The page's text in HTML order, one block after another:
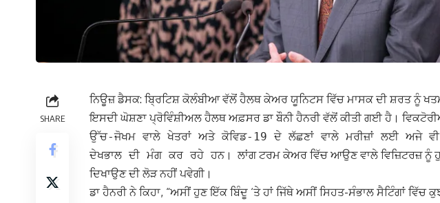
SHARE
ਨਿਊਜ਼ ਡੈਸਕ: ਬ੍ਰਿਟਿਸ਼ ਕੋਲੰਬੀਆ ਵੱਲੋਂ ਹੈਲਥ ਕੇਅਰ ਯੂਨਿਟਸ ਵਿੱਚ ਮਾਸਕ ਦੀ ਸ਼ਰਤ ਨੂੰ
ਇਸਦੀ ਘੋਸ਼ਣਾ ਪ੍ਰੋਵਿੰਸ਼ੀਅਲ ਹੈਲਥ ਅਫ਼ਸਰ ਡਾ ਬੌਨੀ ਹੈਨਰੀ ਵੱਲੋਂ ਕੀਤੀ ਗਈ ਹੈ।
ਉੱਚ-ਜੋਖਮ ਵਾਲੇ ਖੇਤਰਾਂ ਅਤੇ ਕੋਵਿਡ-19 ਦੇ ਲੱਛਣਾਂ ਵਾਲੇ ਮਰੀਜ਼ਾਂ ਲਈ ਅਜੇ
ਦੇਖਭਾਲ ਦੀ ਮੰਗ ਕਰ ਰਹੇ ਹਨ। ਲਾਂਗ ਟਰਮ ਕੇਅਰ ਵਿੱਚ ਆਉਣ ਵਾਲੇ ਵਿਜ਼ਿਟਰਜ਼ ਨੂੰ
ਦਿਖਾਉਣ ਦੀ ਲੋੜ ਨਹੀਂ ਪਵੇਗੀ।
ਡਾ ਹੈਨਰੀ ਨੇ ਕਿਹਾ, “ਅਸੀਂ ਹੁਣ ਇੱਕ ਬਿੰਦੂ ‘ਤੇ ਹਾਂ ਜਿੱਥੇ ਅਸੀਂ ਸਿਹਤ-ਸੰਭਾਲ ਸੈਟਿੰਗਾਂ